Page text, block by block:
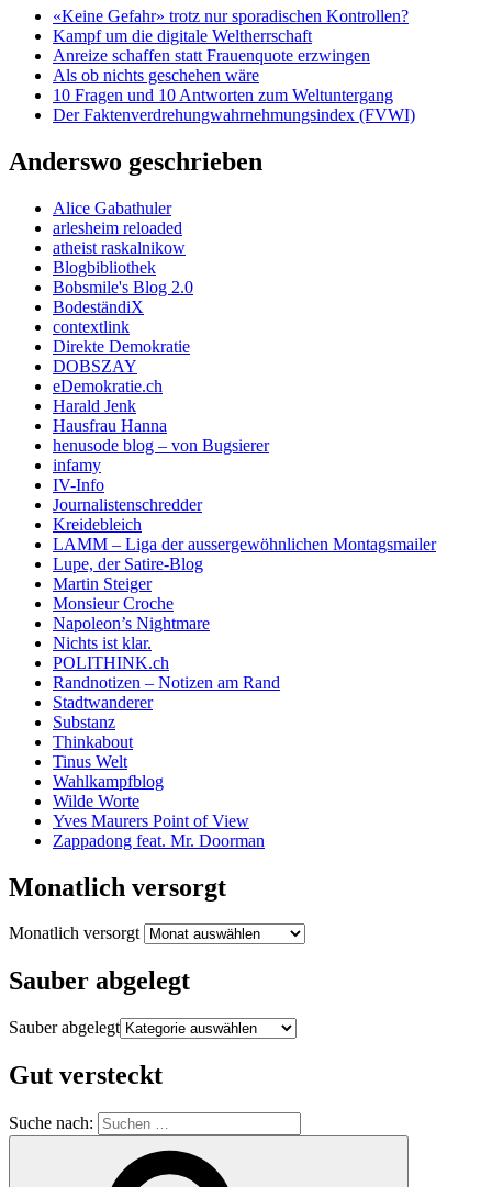
«Keine Gefahr» trotz nur sporadischen Kontrollen?
Kampf um die digitale Weltherrschaft
Anreize schaffen statt Frauenquote erzwingen
Als ob nichts geschehen wäre
10 Fragen und 10 Antworten zum Weltuntergang
Der Faktenverdrehungwahrnehmungsindex (FVWI)
Anderswo geschrieben
Alice Gabathuler
arlesheim reloaded
atheist raskalnikow
Blogbibliothek
Bobsmile's Blog 2.0
BodeständiX
contextlink
Direkte Demokratie
DOBSZAY
eDemokratie.ch
Harald Jenk
Hausfrau Hanna
henusode blog – von Bugsierer
infamy
IV-Info
Journalistenschredder
Kreidebleich
LAMM – Liga der aussergewöhnlichen Montagsmailer
Lupe, der Satire-Blog
Martin Steiger
Monsieur Croche
Napoleon’s Nightmare
Nichts ist klar.
POLITHINK.ch
Randnotizen – Notizen am Rand
Stadtwanderer
Substanz
Thinkabout
Tinus Welt
Wahlkampfblog
Wilde Worte
Yves Maurers Point of View
Zappadong feat. Mr. Doorman
Monatlich versorgt
Monatlich versorgt
Sauber abgelegt
Sauber abgelegt
Gut versteckt
Suche nach: